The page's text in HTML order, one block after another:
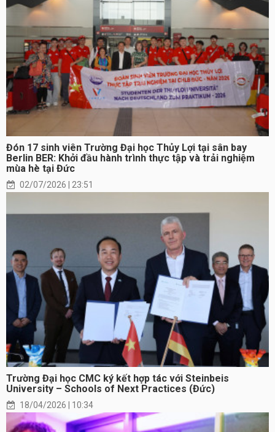
Đón 17 sinh viên Trường Đại học Thủy Lợi tại sân bay
Berlin BER: Khởi đầu hành trình thực tập và trải nghiệm
mùa hè tại Đức
02/07/2026 | 23:51
Trường Đại học CMC ký kết hợp tác với Steinbeis
University – Schools of Next Practices (Đức)
18/04/2026 | 10:34